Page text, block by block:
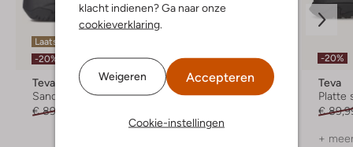
klacht indienen? Ga naar onze
cookieverklaring
Weigeren Accepteren
Cookie-instellingen
Laatste maten
-20%
Teva
Sandalen
€ 89,99
-20%
Teva
Platte sandalen
-20%
Teva
Platte
€
+